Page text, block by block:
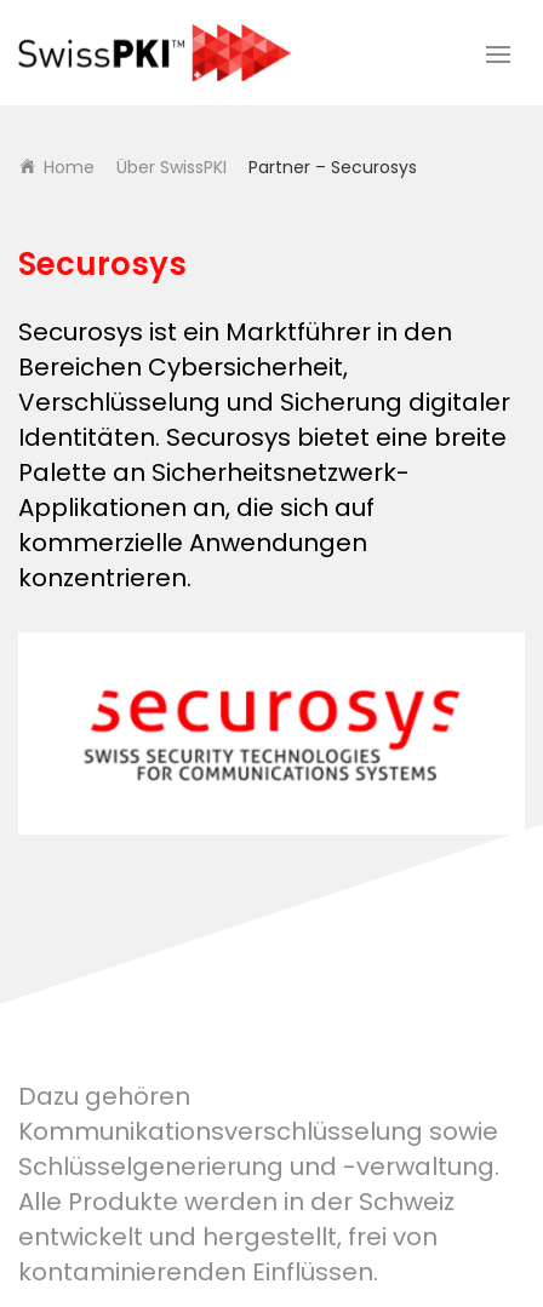
Home Über SwissPKI Partner – Securosys
Securosys
Securosys ist ein Marktführer in den
Bereichen Cybersicherheit,
Verschlüsselung und Sicherung digitaler
Identitäten. Securosys bietet eine breite
Palette an Sicherheitsnetzwerk-
Applikationen an, die sich auf
kommerzielle Anwendungen
konzentrieren.
Dazu gehören
Kommunikationsverschlüsselung sowie
Schlüsselgenerierung und -verwaltung.
Alle Produkte werden in der Schweiz
entwickelt und hergestellt, frei von
kontaminierenden Einflüssen.